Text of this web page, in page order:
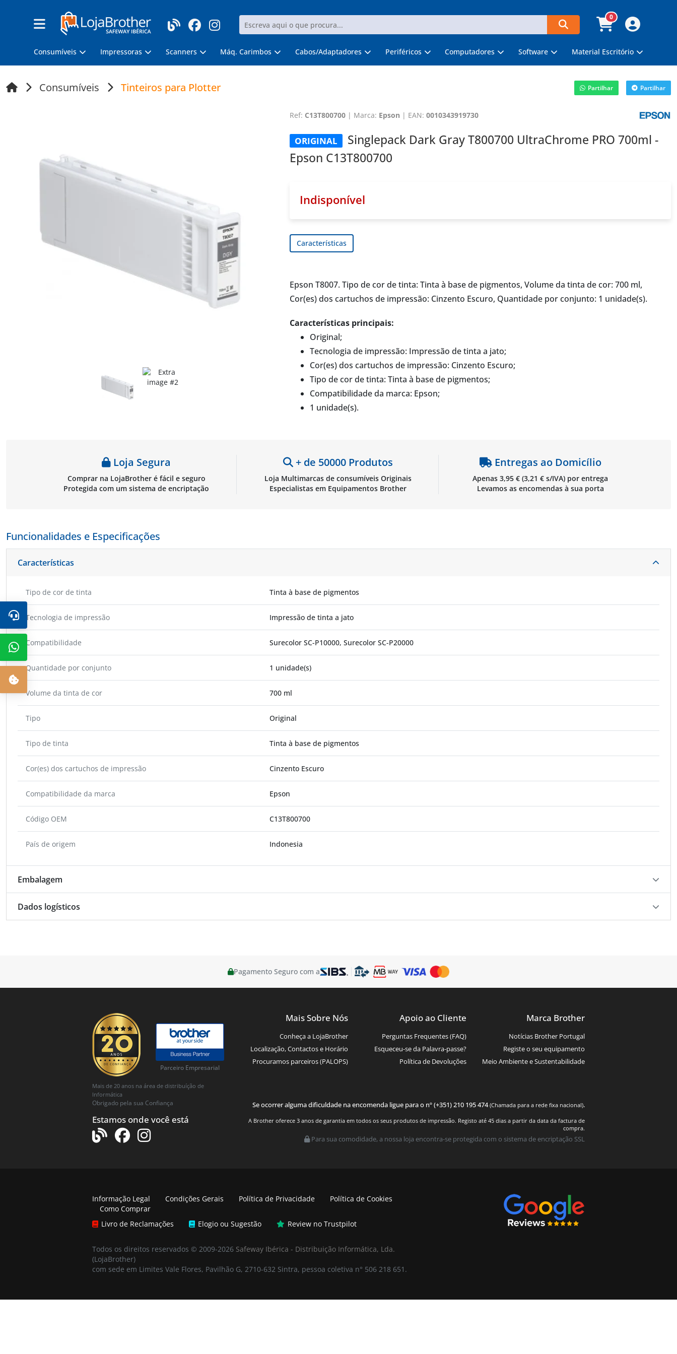
0
Consumíveis Impressoras Scanners Máq. Carimbos Cabos/Adaptadores Periféricos Computadores Software Material Escritório
Consumíveis Tinteiros para Plotter Partilhar Partilhar
Ref: C13T800700| Marca: Epson | EAN: 0010343919730
ORIGINAL
Singlepack Dark Gray T800700 UltraChrome PRO 700ml -
Epson C13T800700
Indisponível
Características
Epson T8007. Tipo de cor de tinta: Tinta à base de pigmentos, Volume da tinta de cor: 700 ml,
Cor(es) dos cartuchos de impressão: Cinzento Escuro, Quantidade por conjunto: 1 unidade(s).
Características principais:
Original;
Tecnologia de impressão: Impressão de tinta a jato;
Cor(es) dos cartuchos de impressão: Cinzento Escuro;
Tipo de cor de tinta: Tinta à base de pigmentos;
Compatibilidade da marca: Epson;
1 unidade(s).
Loja Segura
Comprar na LojaBrother é fácil e seguro
Protegida com um sistema de encriptação
+ de 50000 Produtos
Loja Multimarcas de consumíveis Originais
Especialistas em Equipamentos Brother
Entregas ao Domicílio
Apenas 3,95 € (3,21 € s/IVA) por entrega
Levamos as encomendas à sua porta
Funcionalidades e Especificações
Características
Tipo de cor de tinta Tinta à base de pigmentos
Tecnologia de impressão Impressão de tinta a jato
Compatibilidade Surecolor SC-P10000, Surecolor SC-P20000
Quantidade por conjunto 1 unidade(s)
Volume da tinta de cor 700 ml
Tipo Original
Tipo de tinta Tinta à base de pigmentos
Cor(es) dos cartuchos de impressão Cinzento Escuro
Compatibilidade da marca Epson
Código OEM C13T800700
País de origem Indonesia
Embalagem
Dados logísticos
Pagamento Seguro com a
Parceiro Empresarial
Mais de 20 anos na área de distribuíção de
Informática
Obrigado pela sua Confiança
Estamos onde você está
Mais Sobre Nós
Conheça a LojaBrother
Localização, Contactos e Horário
Procuramos parceiros (PALOPS)
Apoio ao Cliente
Perguntas Frequentes (FAQ)
Esqueceu-se da Palavra-passe?
Política de Devoluções
Marca Brother
Notícias Brother Portugal
Registe o seu equipamento
Meio Ambiente e Sustentabilidade
Se ocorrer alguma dificuldade na encomenda ligue para o nº (+351) 210 195 474(Chamada para a rede fixa nacional).
A Brother oferece 3 anos de garantia em todos os seus produtos de impressão. Registo até 45 dias a partir da data da factura de
compra.
Para sua comodidade, a nossa loja encontra-se protegida com o sistema de encriptação SSL
Informação Legal Condições Gerais Política de Privacidade
Política de Cookies
Como Comprar
Livro de Reclamações
Elogio ou Sugestão Review no Trustpilot
Todos os direitos reservados © 2009-2026 Safeway Ibérica - Distribuição Informática, Lda.
(LojaBrother)
com sede em Limites Vale Flores, Pavilhão G, 2710-632 Sintra, pessoa coletiva n° 506 218 651.